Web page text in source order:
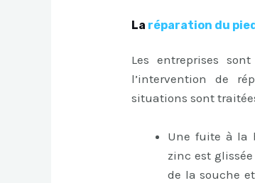
La réparation du
Les entreprises
l’intervention de
situations sont
Une fuite à la
zinc est
de la souche